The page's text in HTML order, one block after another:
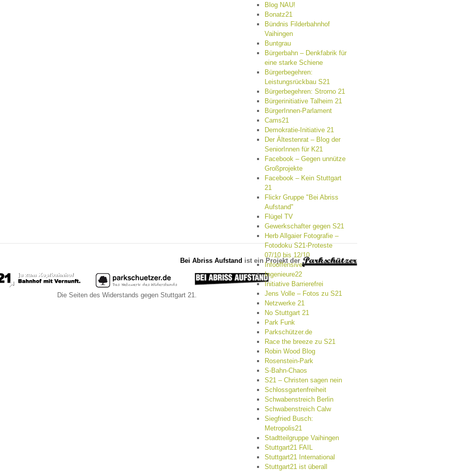
Blog NAU!
Bonatz21
Bündnis Filderbahnhof
Vaihingen
Buntgrau
Bürgerbahn – Denkfabrik für
eine starke Schiene
Bürgerbegehren:
Leistungsrückbau S21
Bürgerbegehren: Strorno 21
Bürgerinitiative Talheim 21
BürgerInnen-Parlament
Cams21
Demokratie-Initiative 21
Der Ältestenrat – Blog der
SeniorInnen für K21
Facebook – Gegen unnütze
Großprojekte
Facebook – Kein Stuttgart
21
Flickr Gruppe "Bei Abriss
Aufstand"
Flügel TV
Gewerkschafter gegen S21
Herb Allgaier Fotografie –
Fotodoku S21-Proteste
07/10 bis 12/10
Infooffensive
Ingenieure22
Initiative Barrierefrei
Jens Volle – Fotos zu S21
Netzwerke 21
No Stuttgart 21
Park Funk
Parkschützer.de
Race the breeze zu S21
Robin Wood Blog
Rosenstein-Park
S-Bahn-Chaos
S21 – Christen sagen nein
Schlossgartenfreiheit
Schwabenstreich Berlin
Schwabenstreich Calw
Siegfried Busch:
Metropolis21
Stadtteilgruppe Vaihingen
Stuttgart21 FAIL
Stuttgart21 International
Stuttgart21 ist überall
Bei Abriss Aufstand ist ein Projekt der
Die Seiten des Widerstands gegen Stuttgart 21.